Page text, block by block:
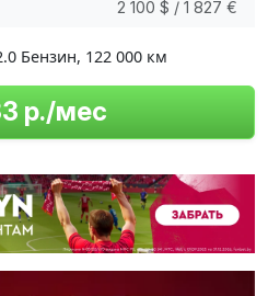
2 100 $ / 1 827 €
Бензин, 122 000 км
р./мес